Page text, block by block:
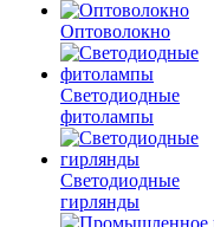
Оптоволокно
Светодиодные
фитолампы
Светодиодные
гирлянды